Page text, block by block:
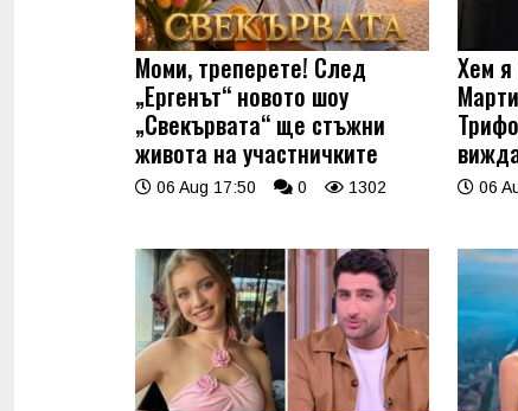
Моми, треперете! След
„Ергенът“ новото шоу
„Свекървата“ ще стъжни
живота на участничките
06 Aug 17:50 0 1302
Хем я
06